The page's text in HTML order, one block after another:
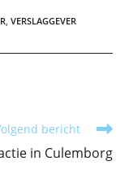
VERSLAGGEVER
bericht
in Culemborg